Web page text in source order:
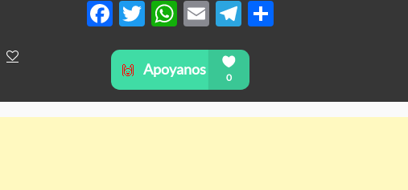
Facebook
Twitter
WhatsApp
EmailTelegram